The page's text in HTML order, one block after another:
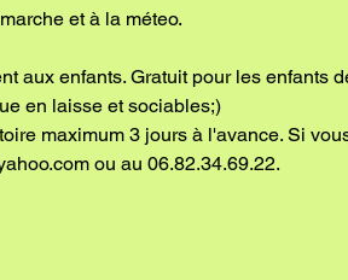
et à la méteo.
aux enfants. Gratuit pour les enfants
en laisse et sociables;)
maximum 3 jours à l'avance. Si
ou au 06.82.34.69.22.